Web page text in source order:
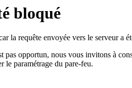
bloqué
la requête envoyée vers le serveur a
pas opportun, nous vous invitons à
le paramétrage du pare-feu.